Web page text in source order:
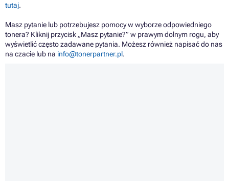
tutaj.
Masz pytanie lub potrzebujesz pomocy w wyborze odpowiedniego
tonera? Kliknij przycisk „Masz pytanie?” w prawym dolnym rogu, aby
wyświetlić często zadawane pytania. Możesz również napisać do nas
na czacie lub na info@tonerpartner.pl.